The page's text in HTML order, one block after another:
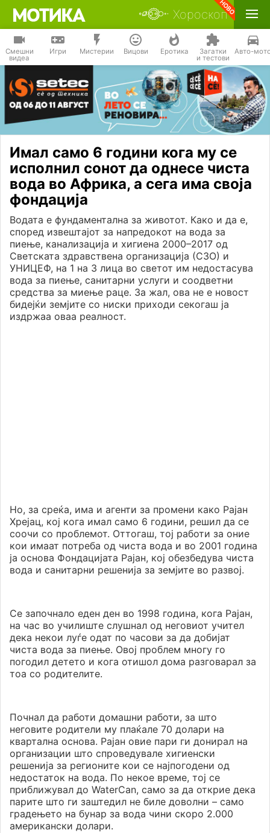
Хороскоп
Смешни
видеа
Игри Мистерии Вицови Еротика Загатки
и тестови
Авто-
Имал само 6 години кога му се
исполнил сонот да однесе чиста
вода во Африка, а сега има своја
фондација
Водата е фундаментална за животот. Како и да е,
според извештајот за напредокот на вода за
пиење, канализација и хигиена 2000–2017 од
Светската здравствена организација (СЗО) и
УНИЦЕФ, на 1 на 3 лица во светот им недостасува
вода за пиење, санитарни услуги и соодветни
средства за миење раце. За жал, ова не е новост
бидејќи земјите со ниски приходи секогаш ја
издржаа оваа реалност.
Но, за среќа, има и агенти за промени како Рајан
Хреjац, кој кога имал само 6 години, решил да се
соочи со проблемот. Оттогаш, тој работи за оние
кои имаат потреба од чиста вода и во 2001 година
ја основа Фондацијата Рајан, кој обезбедува чиста
вода и санитарни решенија за земјите во развој.
Се започнало еден ден во 1998 година, кога Рајан,
на час во училиште слушнал од неговиот учител
дека некои луѓе одат по часови за да добијат
чиста вода за пиење. Овој проблем многу го
погодил детето и кога отишол дома разговарал за
тоа со родителите.
Почнал да работи домашни работи, за што
неговите родители му плаќале 70 долари на
квартална основа. Рајан овие пари ги донирал на
организации што спроведувале хигиенски
решенија за регионите кои се најпогодени од
недостаток на вода. По некое време, тој се
приближувал до WaterCan, само за да открие дека
парите што ги заштедил не биле доволни – само
градењето на бунар за вода чини скоро 2.000
американски долари.